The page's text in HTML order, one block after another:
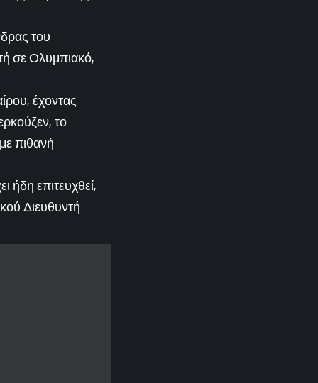
του
σε Ολυμπιακό,
έχοντας
το
πιθανή
επιτευχθεί,
Διευθυντή